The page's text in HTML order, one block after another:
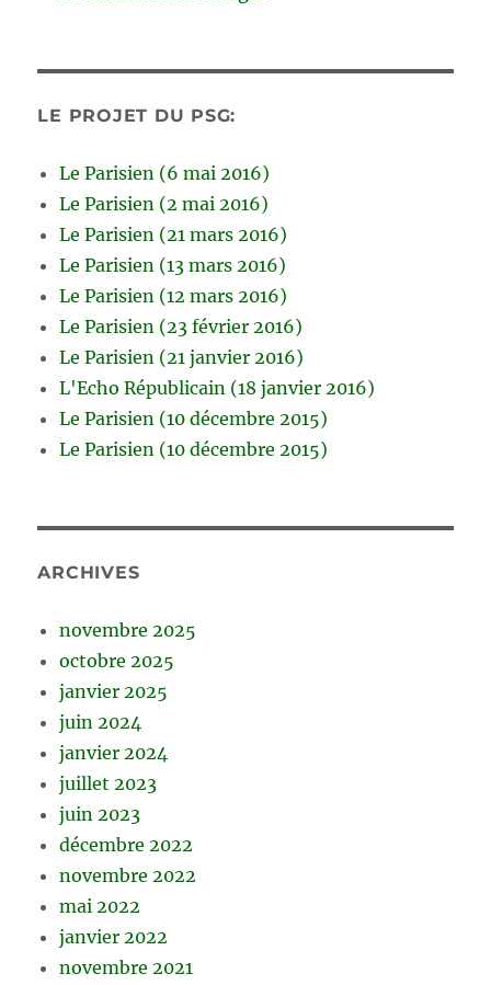
LE PROJET DU PSG:
Le Parisien (6 mai 2016)
Le Parisien (2 mai 2016)
Le Parisien (21 mars 2016)
Le Parisien (13 mars 2016)
Le Parisien (12 mars 2016)
Le Parisien (23 février 2016)
Le Parisien (21 janvier 2016)
L'Echo Républicain (18 janvier 2016)
Le Parisien (10 décembre 2015)
Le Parisien (10 décembre 2015)
ARCHIVES
novembre 2025
octobre 2025
janvier 2025
juin 2024
janvier 2024
juillet 2023
juin 2023
décembre 2022
novembre 2022
mai 2022
janvier 2022
novembre 2021